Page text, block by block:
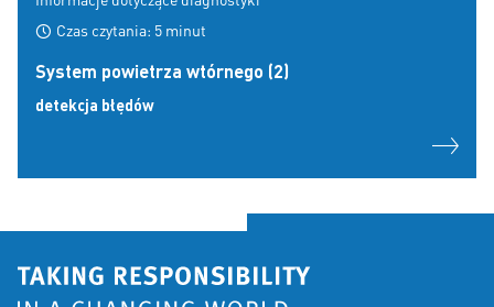
Czas czytania: 5 minut
System powietrza wtórnego (2)
detekcja błędów